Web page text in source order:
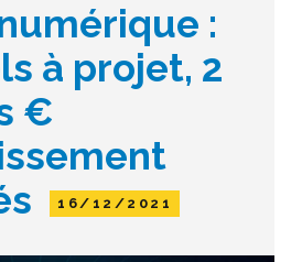
:
à projet, 2
€
16/12/2021